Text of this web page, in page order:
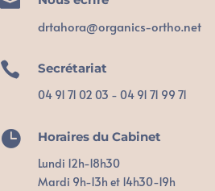
drtahora@organics-ortho.net

Secrétariat
04 91 71 02 03 - 04 91 71 99 71

Horaires du Cabinet
Lundi 12h-18h30
Mardi 9h-13h et 14h30-19h